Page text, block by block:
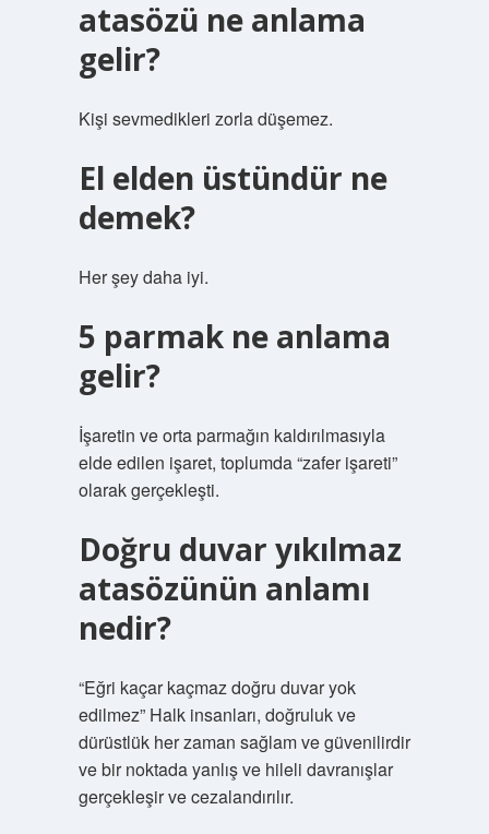
atasözü ne anlama
gelir?
Kişi sevmedikleri zorla düşemez.
El elden üstündür ne
demek?
Her şey daha iyi.
5 parmak ne anlama
gelir?
İşaretin ve orta parmağın kaldırılmasıyla
elde edilen işaret, toplumda “zafer işareti”
olarak gerçekleşti.
Doğru duvar yıkılmaz
atasözünün anlamı
nedir?
“Eğri kaçar kaçmaz doğru duvar yok
edilmez” Halk insanları, doğruluk ve
dürüstlük her zaman sağlam ve güvenilirdir
ve bir noktada yanlış ve hileli davranışlar
gerçekleşir ve cezalandırılır.